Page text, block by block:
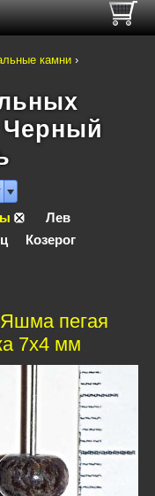
камни ›
Лев
Козерог
пегая
7x4 мм